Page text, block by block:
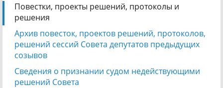
Повестки, проекты решений, протоколы и
решения
Архив повесток, проектов решений, протоколов,
решений сессий Совета депутатов предыдущих
созывов
Сведения о признании судом недействующими
решений Совета